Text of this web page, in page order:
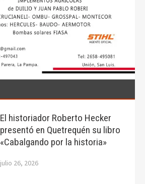
El historiador Roberto Hecker
presentó en Quetrequén su libro
«Cabalgando por la historia»
julio 26, 2026